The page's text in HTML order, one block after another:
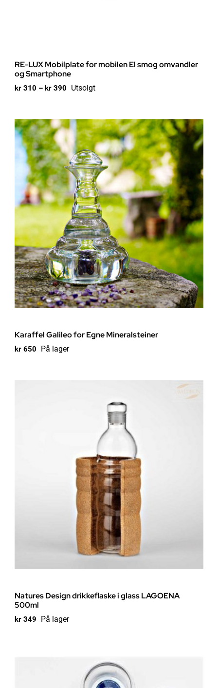
RE-LUX Mobilplate for mobilen El smog omvandler
og Smartphone
kr 310 – kr 390 Prisområde:
Utsolgt
Karaffel Galileo for Egne Mineralsteiner
kr 650 På lager
Natures Design drikkeflaske i glass LAGOENA
500ml
kr 349 På lager